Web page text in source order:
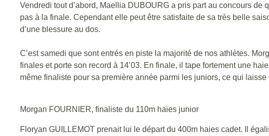
Vendredi tout d’abord, Maellia DUBOURG a pris part au concours
pas à la finale. Cependant elle peut être satisfaite de sa très belle
d’une blessure au dos.
C’est samedi que sont entrés en piste la majorité de nos athlètes.
finales et porte son record à 14’03. En finale, il tape fortement une
même finaliste pour sa première année parmi les juniors, ce qui
Morgan FOURNIER, finaliste du 110m haies junior
Floryan GUILLEMOT prenait lui le départ du 400m haies cadet. Il